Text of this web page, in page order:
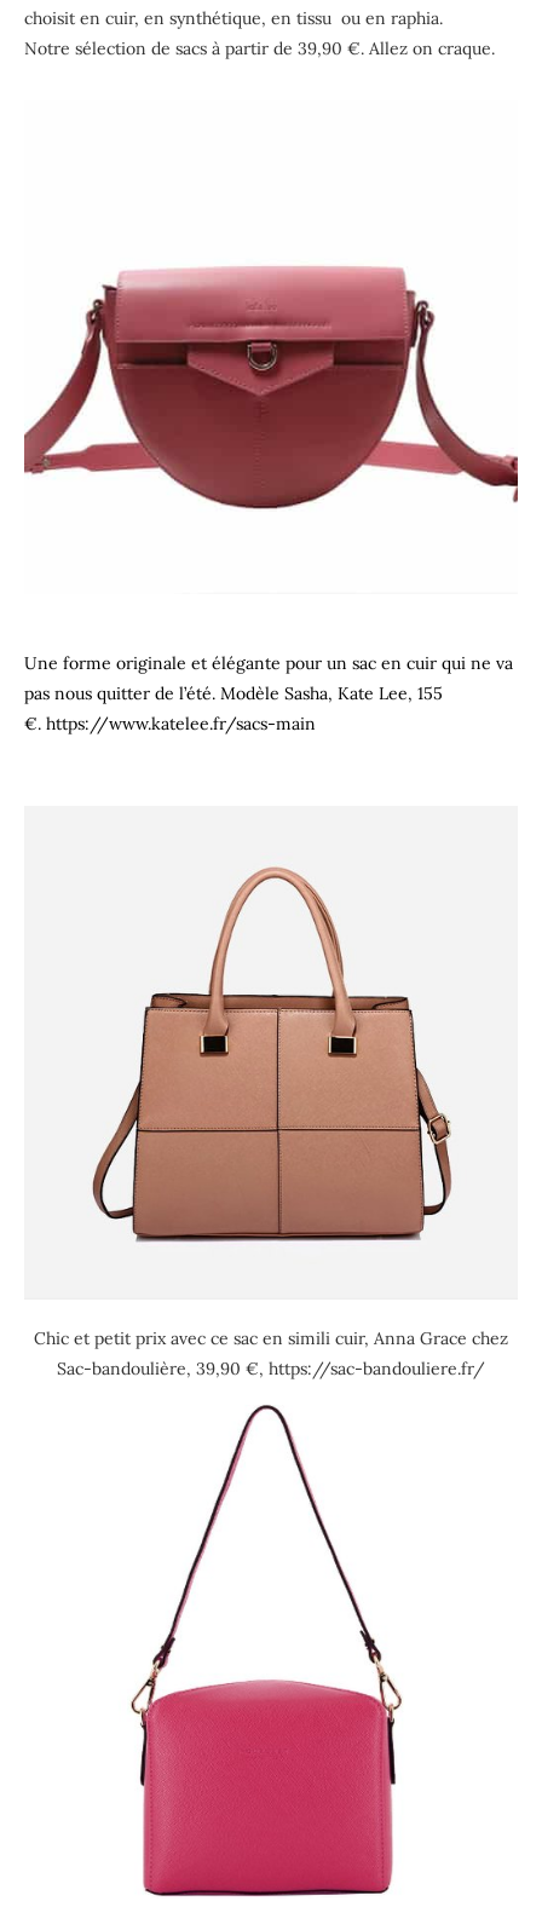
choisit en cuir, en synthétique, en tissu ou en raphia.
Notre sélection de sacs à partir de 39,90 €. Allez on craque.
Une forme originale et élégante pour un sac en cuir qui ne va
pas nous quitter de l’été. Modèle Sasha, Kate Lee, 155
€. https://www.katelee.fr/sacs-main
Chic et petit prix avec ce sac en simili cuir, Anna Grace chez
Sac-bandoulière, 39,90 €, https://sac-bandouliere.fr/